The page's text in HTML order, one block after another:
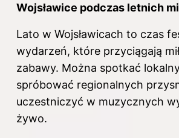
Wojsławice podczas letnich
Lato w Wojsławicach to czas
wydarzeń, które przyciągają
zabawy. Można spotkać
spróbować regionalnych
uczestniczyć w muzycznych
żywo.